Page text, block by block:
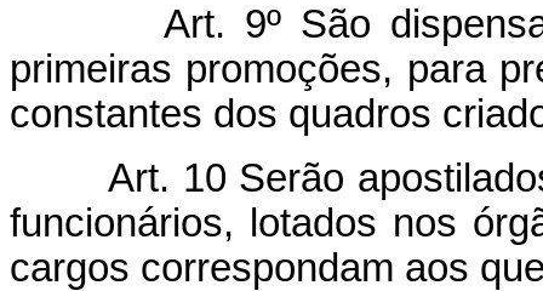
Art. 9º São
primeiras promoções, para
constantes dos quadros
Art. 10 Serão
funcionários, lotados nos
cargos correspondam aos